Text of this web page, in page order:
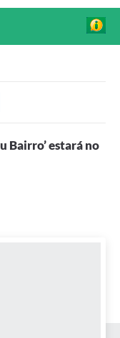
Bairro’ estará no